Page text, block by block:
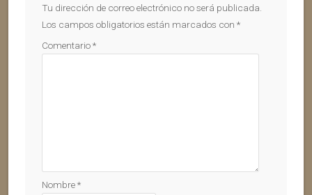
Tu dirección de correo electrónico no será publicada.
Los campos obligatorios están marcados con *
Comentario*
Nombre*